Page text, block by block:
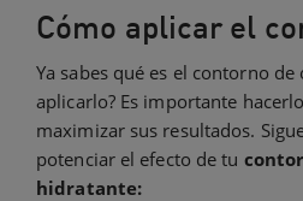
Cómo aplicar el
Ya sabes qué es el contorno
aplicarlo? Es importante
maximizar sus resultados.
potenciar el efecto de tu
hidratante: